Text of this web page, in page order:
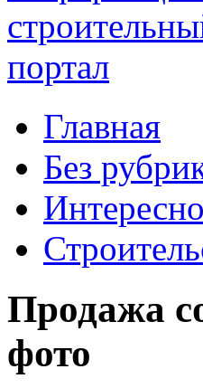
Главная
Без
Продажа
фото